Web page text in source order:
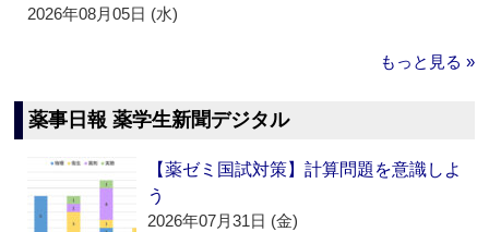
2026年08月05日 (水)
もっと見る »
薬事日報 薬学生新聞デジタル
【薬ゼミ国試対策】計算問題を意識しよ
う
2026年07月31日 (金)